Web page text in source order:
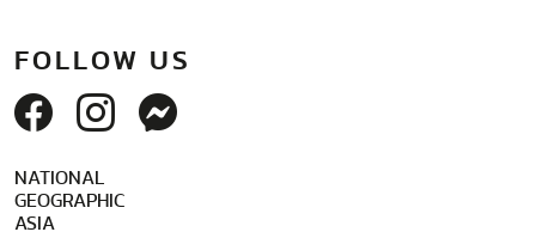
FOLLOW US
NATIONAL
GEOGRAPHIC
ASIA